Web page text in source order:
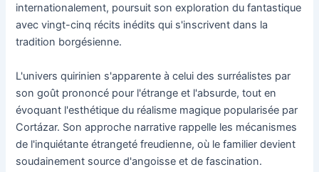
internationalement, poursuit son exploration du fantastique
avec vingt-cinq récits inédits qui s'inscrivent dans la
tradition borgésienne.
L'univers quirinien s'apparente à celui des surréalistes par
son goût prononcé pour l'étrange et l'absurde, tout en
évoquant l'esthétique du réalisme magique popularisée par
Cortázar. Son approche narrative rappelle les mécanismes
de l'inquiétante étrangeté freudienne, où le familier devient
soudainement source d'angoisse et de fascination.